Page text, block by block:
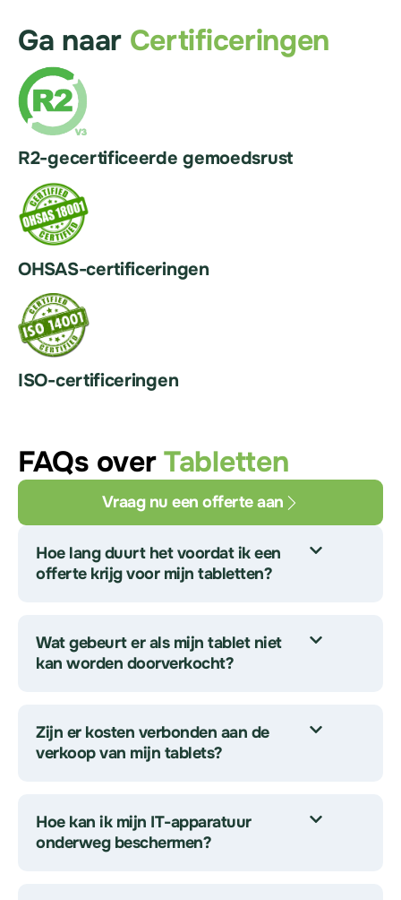
Ga naar Certificeringen
R2-gecertificeerde gemoedsrust
OHSAS-certificeringen
ISO-certificeringen
FAQs overTabletten
Vraag nu een offerte aan
Hoe lang duurt het voordat ik een
offerte krijg voor mijn tabletten?
Wat gebeurt er als mijn tablet niet
kan worden doorverkocht?
Zijn er kosten verbonden aan de
verkoop van mijn tablets?
Hoe kan ik mijn IT-apparatuur
onderweg beschermen?